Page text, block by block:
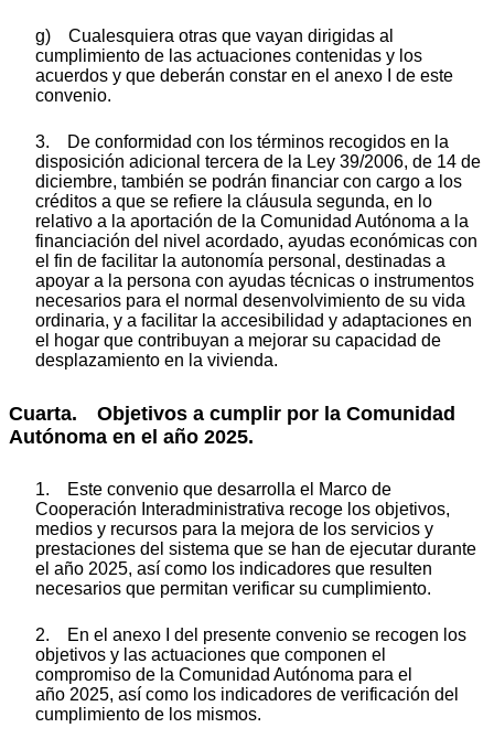
g) Cualesquiera otras que vayan dirigidas al
cumplimiento de las actuaciones contenidas y los
acuerdos y que deberán constar en el anexo I de este
convenio.
3. De conformidad con los términos recogidos en la
disposición adicional tercera de la Ley 39/2006, de 14 de
diciembre, también se podrán financiar con cargo a los
créditos a que se refiere la cláusula segunda, en lo
relativo a la aportación de la Comunidad Autónoma a la
financiación del nivel acordado, ayudas económicas con
el fin de facilitar la autonomía personal, destinadas a
apoyar a la persona con ayudas técnicas o instrumentos
necesarios para el normal desenvolvimiento de su vida
ordinaria, y a facilitar la accesibilidad y adaptaciones en
el hogar que contribuyan a mejorar su capacidad de
desplazamiento en la vivienda.
Cuarta. Objetivos a cumplir por la Comunidad
Autónoma en el año 2025.
1. Este convenio que desarrolla el Marco de
Cooperación Interadministrativa recoge los objetivos,
medios y recursos para la mejora de los servicios y
prestaciones del sistema que se han de ejecutar durante
el año 2025, así como los indicadores que resulten
necesarios que permitan verificar su cumplimiento.
2. En el anexo I del presente convenio se recogen los
objetivos y las actuaciones que componen el
compromiso de la Comunidad Autónoma para el
año 2025, así como los indicadores de verificación del
cumplimiento de los mismos.